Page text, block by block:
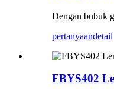
Dengan bubuk
pertanyaandetail
FBYS402